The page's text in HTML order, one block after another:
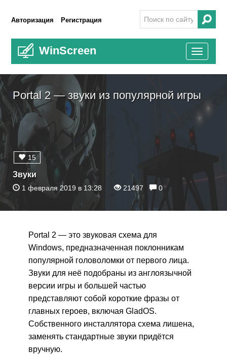
Авторизация Регистрация
WinScreen
Toggle
Portal 2 — звуки из популярной игры
Звуки
1 февраля 2019 в 13:28 21497 0
15
Portal 2 — это звуковая схема для
Windows, предназначенная поклонникам
популярной головоломки от первого лица.
Звуки для неё подобраны из англоязычной
версии игры и большей частью
представляют собой короткие фразы от
главных героев, включая GladOS.
Собственного инсталлятора схема лишена,
заменять стандартные звуки придётся
вручную.